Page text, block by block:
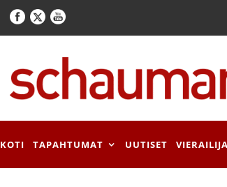
KOTI TAPAHTUMAT UUTISET